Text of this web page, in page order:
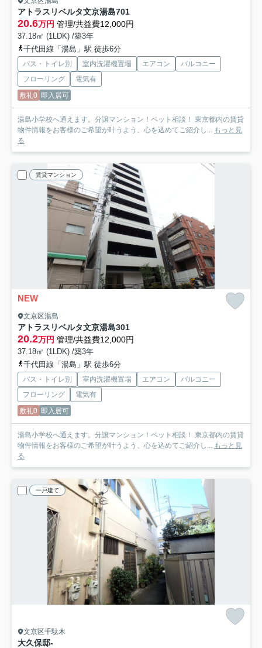
アトラスリベルタ文京湯島701
20.6万円 管理/共益費12,000円
37.18㎡ (1LDK) /築3年
千代田線「湯島」駅 徒歩6分
バス・トイレ別 室内洗濯機置場 エアコン
バルコニー
フローリング
電気有
敷礼0 即入居可
湯島小学校へ通えます。分譲マンション！ペット相談！ 東京都内の賃貸
物件情報をお客様のご希望が叶うよう、心を込めてご紹介し... もっと見
る
賃貸マンション
NEW
文京区湯島
アトラスリベルタ文京湯島301
20.2万円 管理/共益費12,000円
37.18㎡ (1LDK) /築3年
千代田線「湯島」駅 徒歩6分
バス・トイレ別 室内洗濯機置場 エアコン
バルコニー
フローリング
電気有
敷礼0 即入居可
湯島小学校へ通えます。分譲マンション！ペット相談！ 東京都内の賃貸
物件情報をお客様のご希望が叶うよう、心を込めてご紹介し... もっと見
る
一戸建て
文京区千駄木
大久保邸-